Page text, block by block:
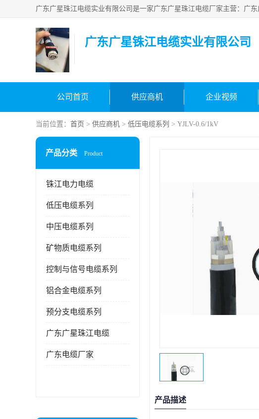
广东广星铢江电缆实业有限公司
公司首页 供应商机 企业视频
当前位置： 首页 > 供应商机 > 低压电缆系列 > YJLV-0.6/1kV
产品分类 Product
铢江电力电缆
低压电缆系列
中压电缆系列
矿物质电缆系列
控制与信号电缆系列
铝合金电缆系列
预分支电缆系列
广东广星珠江电缆
广东电缆厂家
产品描述